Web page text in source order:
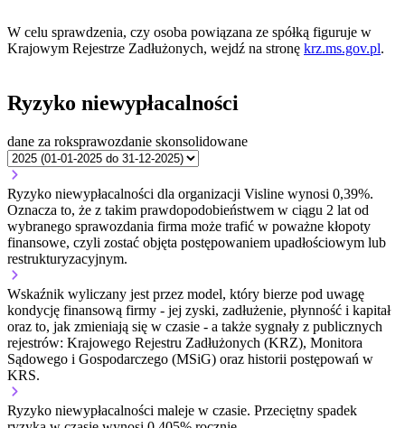
W celu sprawdzenia, czy osoba powiązana ze spółką figuruje w
Krajowym Rejestrze Zadłużonych, wejdź na stronę krz.ms.gov.pl.
Ryzyko niewypłacalności
dane za roksprawozdanie skonsolidowane
Ryzyko niewypłacalności dla organizacji Visline wynosi 0,39%.
Oznacza to, że z takim prawdopodobieństwem w ciągu 2 lat od
wybranego sprawozdania firma może trafić w poważne kłopoty
finansowe, czyli zostać objęta postępowaniem upadłościowym lub
restrukturyzacyjnym.
Wskaźnik wyliczany jest przez model, który bierze pod uwagę
kondycję finansową firmy - jej zyski, zadłużenie, płynność i kapitał
oraz to, jak zmieniają się w czasie - a także sygnały z publicznych
rejestrów: Krajowego Rejestru Zadłużonych (KRZ), Monitora
Sądowego i Gospodarczego (MSiG) oraz historii postępowań w
KRS.
Ryzyko niewypłacalności maleje w czasie. Przeciętny spadek